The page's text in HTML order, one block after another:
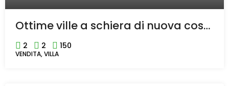
Ottime ville a schiera di nuova costruzione a Castellanza
2 2 150
VENDITA, VILLA